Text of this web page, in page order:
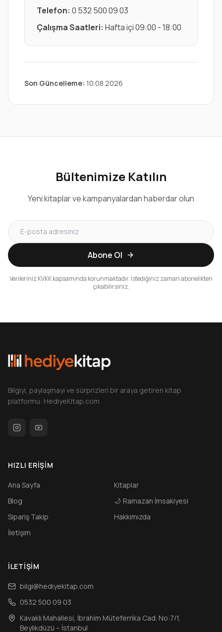
Telefon: 0 532 500 09 03
Çalışma Saatleri: Hafta içi 09:00 - 18:00
Son Güncelleme: 10.08.2026
Bültenimize Katılın
Yeni kitaplar ve kampanyalardan haberdar olun
Abone Ol
Verileriniz KVKK kapsamında korunmaktadır. İstediğiniz zaman abonelikten
çıkabilirsiniz.
Bilgiyi, paylaşmayı ve sürprizleri bir araya getiren kitap
platformu: HediyeKitap.com
HIZLI ERIŞIM
Ana Sayfa
Kitaplar
Blog
🌙 Ramazan İmsakiyesi
Sipariş Takip
Hakkımızda
İletişim
İLETIŞIM
bilgi@hediyekitap.com
0532 500 09 03
Kavaklı Mahallesi, İbrahim Müteferrika Cad. No:7/1,
Beylikdüzü – İstanbul